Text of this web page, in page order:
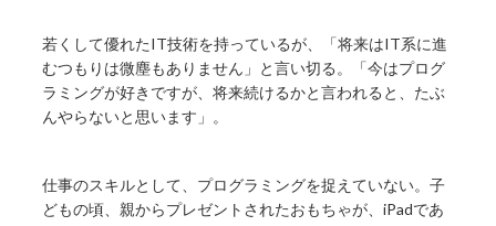
若くして優れたIT技術を持っているが、「将来はIT系に進
むつもりは微塵もありません」と言い切る。「今はプログ
ラミングが好きですが、将来続けるかと言われると、たぶ
んやらないと思います」。
仕事のスキルとして、プログラミングを捉えていない。子
どもの頃、親からプレゼントされたおもちゃが、iPadであ